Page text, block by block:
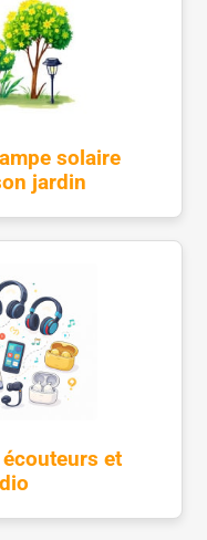
solaire
jardin
et